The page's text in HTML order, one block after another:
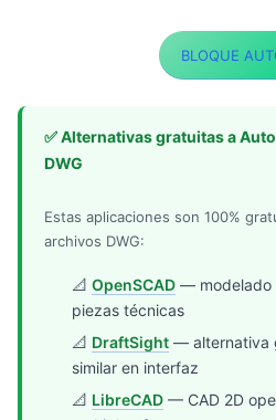
BLOQUE
✅ Alternativas gratuitas a
DWG
Estas aplicaciones son 100%
archivos DWG:
📐OpenSCAD — modelado
piezas técnicas
📐 DraftSight — alternativa
similar en interfaz
📐 LibreCAD — CAD 2D